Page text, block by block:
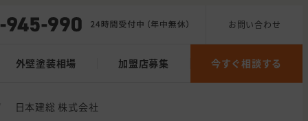
お問い合わせ
外壁塗装相場 加盟店募集 今すぐ相談する
日本建総 株式会社